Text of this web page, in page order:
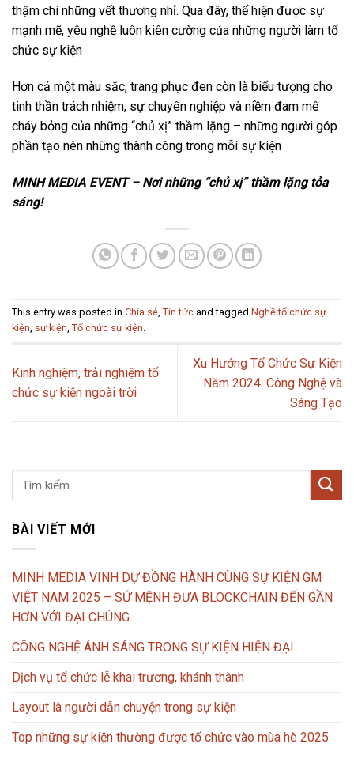
thậm chí những vết thương nhỉ. Qua đây, thể hiện được sự
mạnh mẽ, yêu nghề luôn kiên cường của những người làm tổ
chức sự kiện
Hơn cả một màu sắc, trang phục đen còn là biểu tượng cho
tinh thần trách nhiệm, sự chuyên nghiệp và niềm đam mê
cháy bỏng của những “chủ xị” thầm lặng – những người góp
phần tạo nên những thành công trong mỗi sự kiện
MINH MEDIA EVENT – Nơi những “chủ xị” thầm lặng tỏa
sáng!
This entry was posted in Chia sẻ Tin tức and tagged Nghề tổ chức sự
kiện sự kiện Tổ chức sự kiện
Kinh nghiệm, trải nghiệm tổ
chức sự kiện ngoài trời
Xu Hướng Tổ Chức Sự Kiện
Năm 2024: Công Nghệ và
Sáng Tạo
BÀI VIẾT MỚI
MINH MEDIA VINH DỰ ĐỒNG HÀNH CÙNG SỰ KIỆN GM
VIỆT NAM 2025 – SỨ MỆNH ĐƯA BLOCKCHAIN ĐẾN GẦN
HƠN VỚI ĐẠI CHÚNG
CÔNG NGHỆ ÁNH SÁNG TRONG SỰ KIỆN HIỆN ĐẠI
Dịch vụ tổ chức lễ khai trương, khánh thành
Layout là người dẫn chuyện trong sự kiện
Top những sự kiện thường được tổ chức vào mùa hè 2025